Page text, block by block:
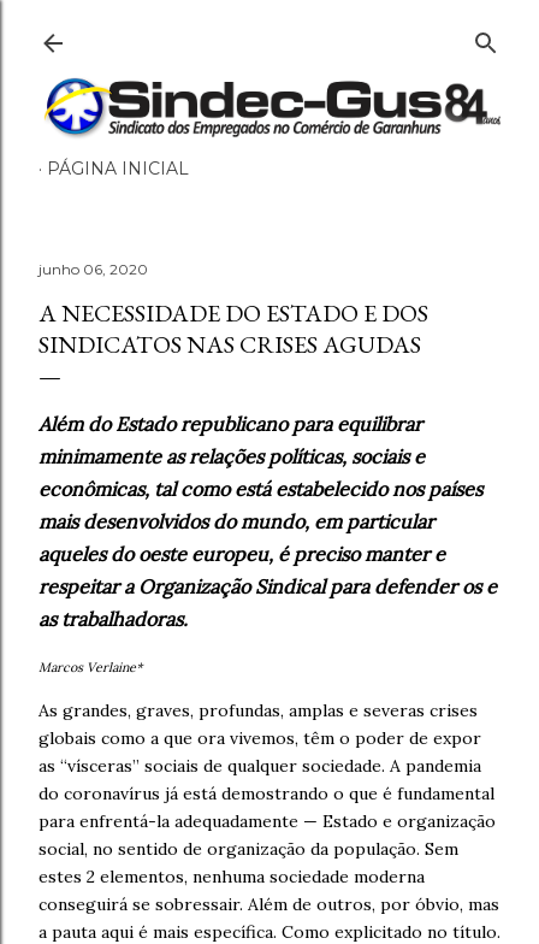
PÁGINA INICIAL
junho 06, 2020
A NECESSIDADE DO ESTADO E DOS
SINDICATOS NAS CRISES AGUDAS
Além do Estado republicano para equilibrar
minimamente as relações políticas, sociais e
econômicas, tal como está estabelecido nos países
mais desenvolvidos do mundo, em particular
aqueles do oeste europeu, é preciso manter e
respeitar a Organização Sindical para defender os e
as trabalhadoras.
Marcos Verlaine*
As grandes, graves, profundas, amplas e severas crises
globais como a que ora vivemos, têm o poder de expor
as “vísceras” sociais de qualquer sociedade. A pandemia
do coronavírus já está demostrando o que é fundamental
para enfrentá-la adequadamente — Estado e organização
social, no sentido de organização da população. Sem
estes 2 elementos, nenhuma sociedade moderna
conseguirá se sobressair. Além de outros, por óbvio, mas
a pauta aqui é mais específica. Como explicitado no título.